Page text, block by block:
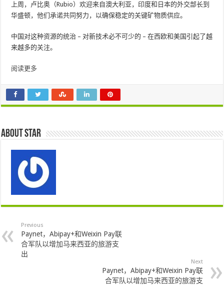
上周，卢比奥（Rubio）欢迎来自澳大利亚，印度和日本的外交部长到
华盛顿，他们承诺共同努力，以确保稳定的关键矿物质供应。
中国对这种资源的统治 – 对新技术必不可少的 – 在西欧和美国引起了越
来越多的关注。
阅读更多
About star
Previous
Paynet，Abipay+和Weixin Pay联
合军队以增加马来西亚的旅游支
出
Next
Paynet，Abipay+和Weixin Pay联
合军队以增加马来西亚的旅游支